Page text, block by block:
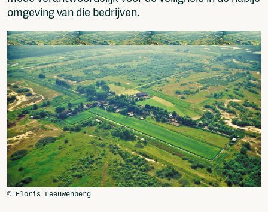
omgeving van die bedrijven.